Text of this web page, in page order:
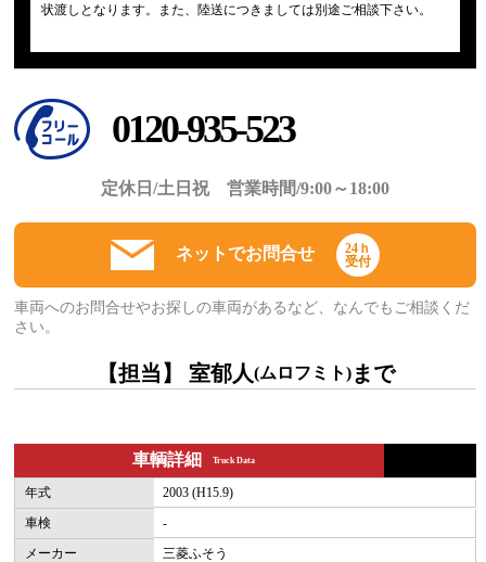
0120-935-523
定休日/土日祝 営業時間/9:00～18:00
ネットでお問合せ
24ｈ
受付
車両へのお問合せやお探しの車両があるなど、なんでもご相談くだ
さい。
【担当】 室郁人(ムロフミト)まで
状渡しとなります。また、陸送につきましては別途ご相談下さい。
車輌詳細 Truck Data
年式
2003 (H15.9)
車検
-
メーカー
三菱ふそう